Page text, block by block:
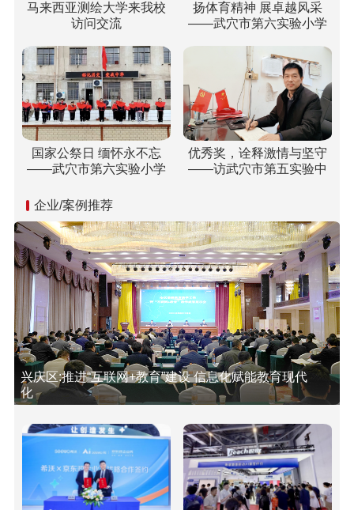
马来西亚测绘大学来我校
访问交流
扬体育精神 展卓越风采
——武穴市第六实验小学
园！
国家公祭日 缅怀永不忘
——武穴市第六实验小学
优秀奖，诠释激情与坚守
——访武穴市第五实验中
企业/案例推荐
兴庆区:推进“互联网+教育”建设 信息化赋能教育现代
化